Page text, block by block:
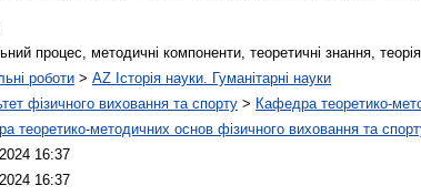
процес, методичні компоненти, теоретичні знання,
роботи > AZ Історія науки. Гуманітарні науки
фізичного виховання та спорту > Кафедра теоретико-
теоретико-методичних основ фізичного виховання та
16:37
16:37